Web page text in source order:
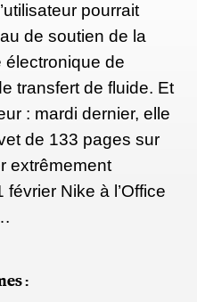
pourrait
de soutien de la
électronique de
transfert de fluide. Et
: mardi dernier, elle
de 133 pages sur
extrêmement
février Nike à l’Office
: